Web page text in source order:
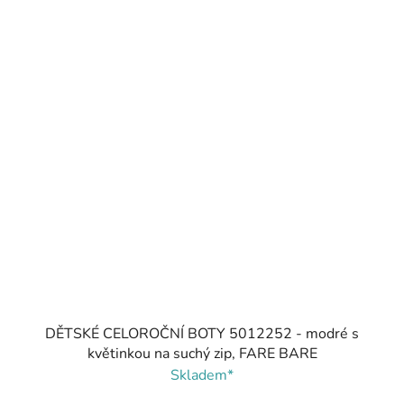
DĚTSKÉ CELOROČNÍ BOTY 5012252 - modré s
květinkou na suchý zip, FARE BARE
Skladem*